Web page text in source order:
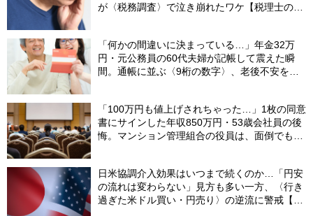
が〈税務調査〉で泣き崩れたワケ【税理士の助
「何かの間違いに決まっている…」年金32万
円・元公務員の60代夫婦が記帳して震えた瞬
間。通帳に並ぶ〈9桁の数字〉、老後不安を一
「100万円も値上げされちゃった…」1枚の同意
書にサインした年収850万円・53歳会社員の後
悔。マンション管理組合の役員は、面倒でも自
日米協調介入効果はいつまで続くのか…「円安
の流れは変わらない」見方も多い一方、〈行き
過ぎた米ドル買い・円売り〉の逆流に警戒【8